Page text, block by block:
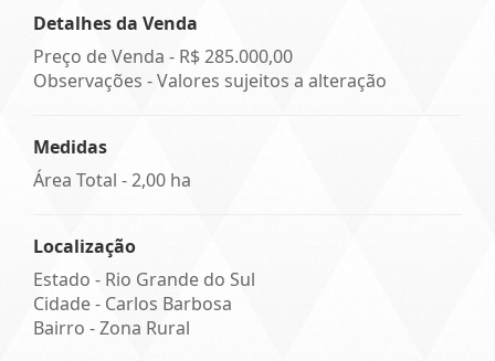
Detalhes da Venda
Preço de Venda - R$ 285.000,00
Observações - Valores sujeitos a alteração
Medidas
Área Total - 2,00 ha
Localização
Estado - Rio Grande do Sul
Cidade - Carlos Barbosa
Bairro -Zona Rural